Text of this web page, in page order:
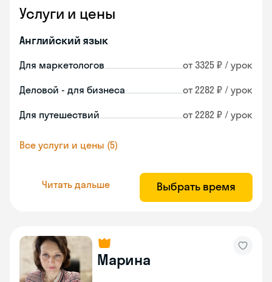
Услуги и цены
Английский язык
Для маркетологов от 3325 ₽ / урок
Деловой - для бизнеса от 2282 ₽ / урок
Для путешествий от 2282 ₽ / урок
Все услуги и цены (5)
Читать дальше Выбрать время
Марина